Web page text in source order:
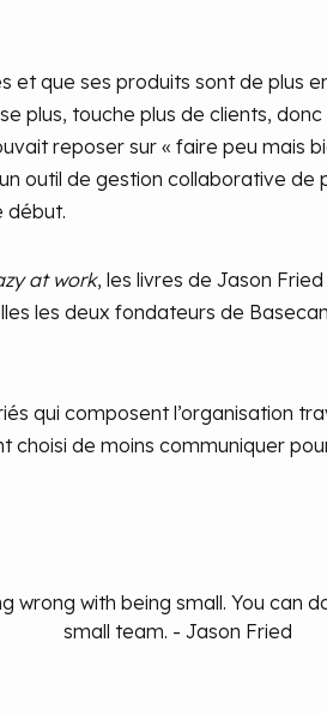
et que ses produits sont de plus
plus, touche plus de clients,
reposer sur « faire peu mais
outil de gestion collaborative de
début.
at work, les livres de Jason
les deux fondateurs de
qui composent l’organisation
choisi de moins communiquer
wrong with being small. You can
small team. - Jason Fried